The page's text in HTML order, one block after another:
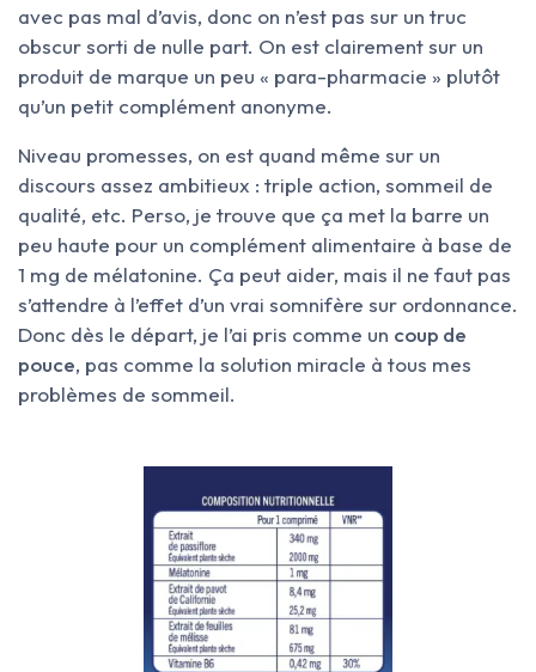
avec pas mal d’avis, donc on n’est pas sur un truc
obscur sorti de nulle part. On est clairement sur un
produit de marque un peu « para-pharmacie » plutôt
qu’un petit complément anonyme.
Niveau promesses, on est quand même sur un
discours assez ambitieux : triple action, sommeil de
qualité, etc. Perso, je trouve que ça met la barre un
peu haute pour un complément alimentaire à base de
1 mg de mélatonine. Ça peut aider, mais il ne faut pas
s’attendre à l’effet d’un vrai somnifère sur ordonnance.
Donc dès le départ, je l’ai pris comme un coup de
pouce, pas comme la solution miracle à tous mes
problèmes de sommeil.